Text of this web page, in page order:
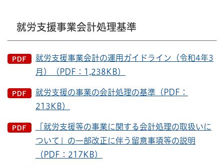
就労支援事業会計処理基準
就労支援事業会計の運用ガイドライン（令和4年3
月）（PDF：1,238KB）
就労支援の事業の会計処理の基準（PDF：
213KB）
「就労支援等の事業に関する会計処理の取扱いに
ついて」の一部改正に伴う留意事項等の説明
（PDF：217KB）